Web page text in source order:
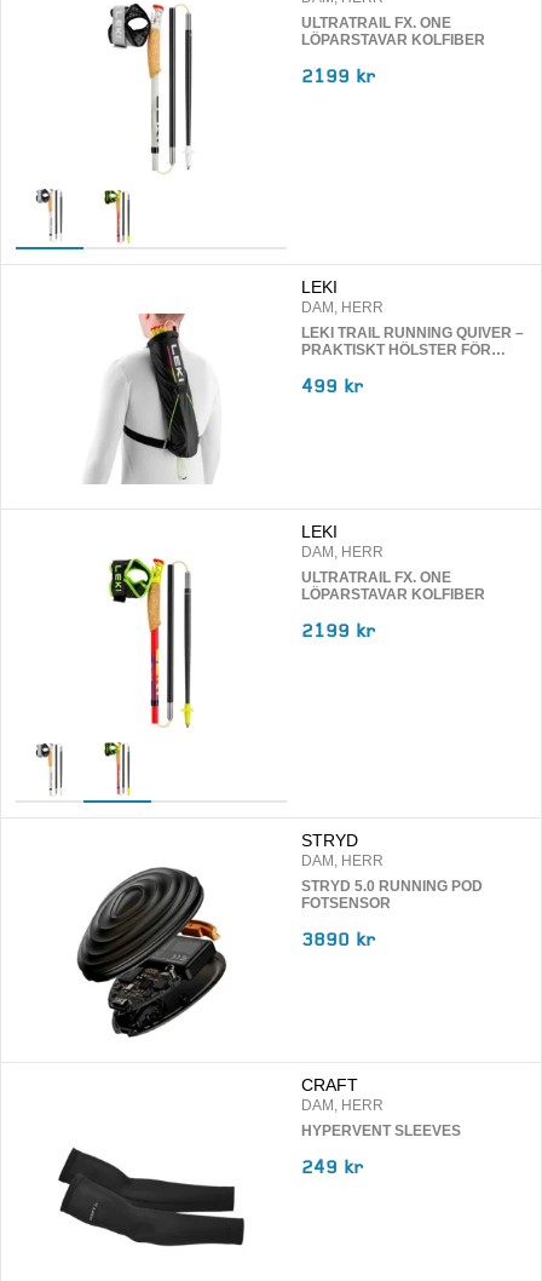
ULTRATRAIL FX. ONE
LÖPARSTAVAR KOLFIBER
2199 kr
LEKI
DAM, HERR
LEKI TRAIL RUNNING QUIVER –
PRAKTISKT HÖLSTER FÖR
499 kr
LEKI
DAM, HERR
ULTRATRAIL FX. ONE
LÖPARSTAVAR KOLFIBER
2199 kr
STRYD
DAM, HERR
STRYD 5.0 RUNNING POD
FOTSENSOR
3890 kr
CRAFT
DAM, HERR
HYPERVENT SLEEVES
249 kr